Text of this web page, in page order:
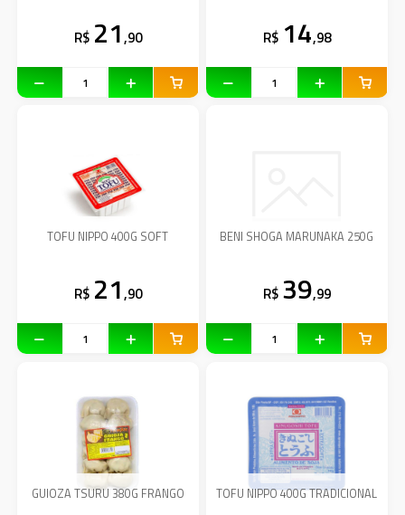
R$ 21,90 R$ 14,98
TOFU NIPPO 400G SOFT
R$ 21,90
BENI SHOGA MARUNAKA 250G
R$ 39,99
GUIOZA TSURU 380G FRANGO TOFU NIPPO 400G TRADICIONAL